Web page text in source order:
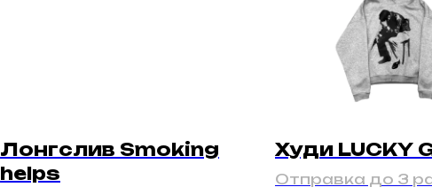
Лонгслив Smoking
helps
Худи LUCKY
Отправка до 3